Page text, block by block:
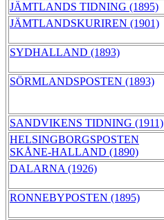
JÄMTLANDS TIDNING (1895)
JÄMTLANDSKURIREN (1901)
SYDHALLAND (1893)
SÖRMLANDSPOSTEN (1893)
SANDVIKENS TIDNING (1911)
HELSINGBORGSPOSTEN
SKÅNE-HALLAND (1890)
DALARNA (1926)
RONNEBYPOSTEN (1895)